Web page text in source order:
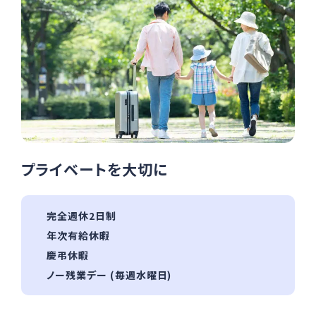
プライベートを大切に
完全週休2日制
年次有給休暇
慶弔休暇
ノー残業デー (毎週水曜日)